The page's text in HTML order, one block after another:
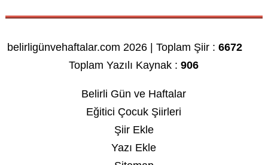
belirligünvehaftalar.com 2026 | Toplam Şiir :6672
Toplam Yazılı Kaynak :906
Belirli Gün ve Haftalar
Eğitici Çocuk Şiirleri
Şiir Ekle
Yazı Ekle